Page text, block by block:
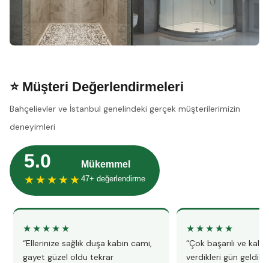
⭐ Müşteri Değerlendirmeleri
Bahçelievler ve İstanbul genelindeki gerçek müşterilerimizin
deneyimleri
5.0
★★★★★
Mükemmel
47+ değerlendirme
★★★★★
“Ellerinize sağlık duşa kabin cami,
gayet güzel oldu tekrar
★★★★★
“Çok başarılı ve
verdikleri gün